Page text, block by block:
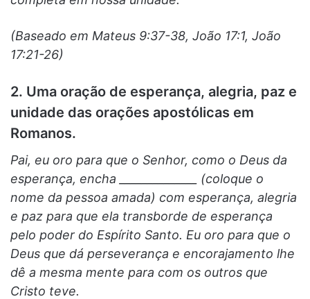
(Baseado em Mateus 9:37-38, João 17:1, João
17:21-26)
2. Uma oração de esperança, alegria, paz e
unidade das orações apostólicas em
Romanos.
Pai, eu oro para que o Senhor, como o Deus da
esperança, encha ______________ (coloque o
nome da pessoa amada) com esperança, alegria
e paz para que ela transborde de esperança
pelo poder do Espírito Santo. Eu oro para que o
Deus que dá perseverança e encorajamento lhe
dê a mesma mente para com os outros que
Cristo teve.